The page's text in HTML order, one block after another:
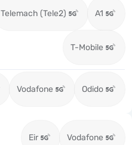
Telemach (Tele2) A1
T-Mobile
Vodafone Odido
Eir Vodafone